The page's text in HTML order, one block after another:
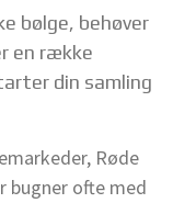
bølge, behøver
en række
din samling
Røde
bugner ofte med